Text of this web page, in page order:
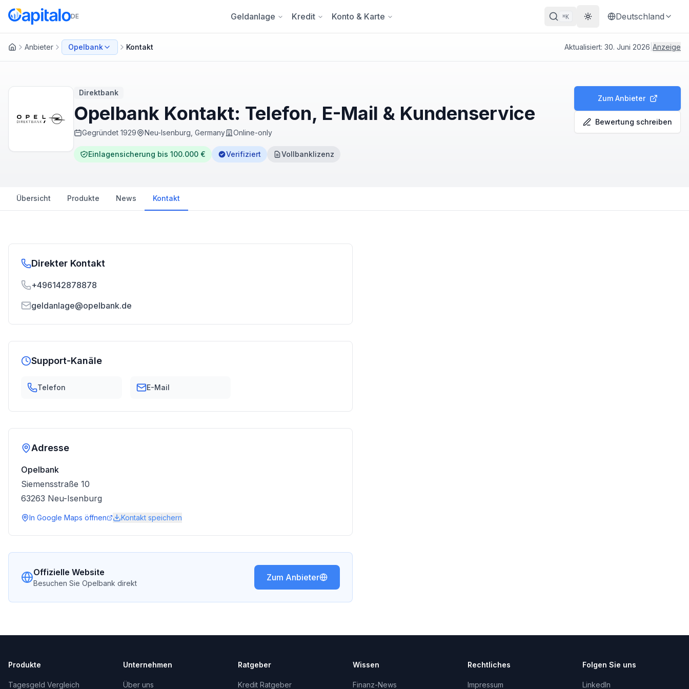
DE Geldanlage Kredit Konto & Karte ⌘K Theme wechseln
Deutschland
Anbieter Opelbank Kontakt Aktualisiert: 30. Juni 2026 Anzeige
Direktbank
Opelbank Kontakt: Telefon, E-Mail & Kundenservice
Gegründet 1929 Neu-Isenburg, Germany Online-only
Einlagensicherung bis 100.000 € Verifiziert Vollbanklizenz
Zum Anbieter
Bewertung schreiben
Übersicht Produkte News Kontakt
Direkter Kontakt
+496142878878
geldanlage@opelbank.de
Support-Kanäle
Telefon E-Mail
Adresse
Opelbank
Siemensstraße 10
63263 Neu-Isenburg
In Google Maps öffnen Kontakt speichern
Offizielle Website
Besuchen Sie Opelbank direkt
Zum Anbieter
Produkte
Tagesgeld Vergleich
Unternehmen
Über uns
Ratgeber
Kredit Ratgeber
Wissen
Finanz-News
Rechtliches
Impressum
Folgen Sie uns
LinkedIn